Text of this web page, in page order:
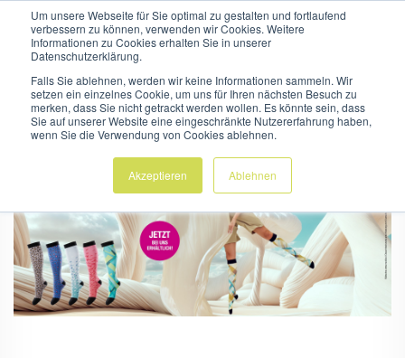
Um unsere Webseite für Sie optimal zu gestalten und fortlaufend
verbessern zu können, verwenden wir Cookies. Weitere
Informationen zu Cookies erhalten Sie in unserer
Datenschutzerklärung.
Falls Sie ablehnen, werden wir keine Informationen sammeln. Wir
setzen ein einzelnes Cookie, um uns für Ihren nächsten Besuch zu
merken, dass Sie nicht getrackt werden wollen. Es könnte sein, dass
Sie auf unserer Website eine eingeschränkte Nutzererfahrung haben,
wenn Sie die Verwendung von Cookies ablehnen.
Akzeptieren Ablehnen
Zum
Hauptinhalt
springen
Zum
Hauptmenü
springen
Sanitätshaus